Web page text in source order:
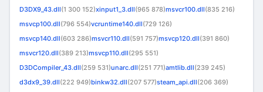
D3DX9_43.dll(1 300 152)xinput1_3.dll(965 878)msvcr100.dll(835 216)
msvcp100.dll(796 554)vcruntime140.dll(729 126)
msvcp140.dll(603 286)msvcr110.dll(591 757)msvcp120.dll(391 860)
msvcr120.dll(389 213)msvcp110.dll(295 551)
D3DCompiler_43.dll(259 531)unarc.dll(251 771)amtlib.dll(239 245)
d3dx9_39.dll(222 949)binkw32.dll(207 577)steam_api.dll(206 369)